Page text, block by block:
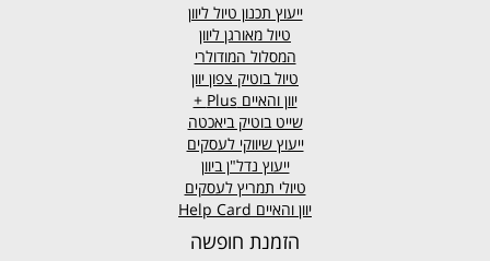
ייעוץ תכנון טיול ליוון
טיול מאורגן ליוון
המסלול המודולרי
טיול בוטיק צפון יוון
יוון והאיים Plus +
שייט בוטיק ביאכטה
ייעוץ שיווקי לעסקים
ייעוץ נדל"ן ביוון
טיולי תמריץ לעסקים
יוון והאיים Help Card
הזמנת חופשה